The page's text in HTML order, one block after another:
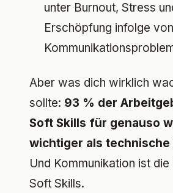
unter Burnout, Stress
Erschöpfung infolge von
Aber was dich wirklich
sollte: 93 % der
Soft Skills für genauso
wichtiger als technische
Und Kommunikation ist
Soft Skills.